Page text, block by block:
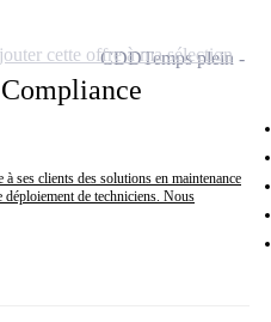
ses clients des solutions en maintenance
de techniciens. Nous
CDDTemps plein
cette offre à ma sélection